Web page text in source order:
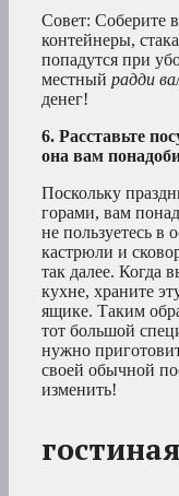
Совет: Соберите
контейнеры,
попадутся при
местный радди
денег!
6. Расставьте
она вам
Поскольку
горами, вам
не пользуетесь в
кастрюли и
так далее. Когда
кухне, храните
ящике. Таким
тот большой
нужно
своей обычной
изменить!
гостиная